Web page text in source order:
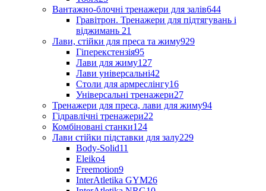
Вантажно-блочні тренажери для залів644
Гравітрон. Тренажери для підтягувань і
віджимань 21
Лави, стійки для преса та жиму929
Гіперекстензія95
Лави для жиму127
Лави універсальні42
Столи для армреслінгу16
Універсальні тренажери27
Тренажери для преса, лави для жиму94
Гідравлічні тренажери22
Комбіновані станки124
Лави стійки підставки для залу229
Body-Solid11
Eleiko4
Freemotion9
InterAtletika GYM26